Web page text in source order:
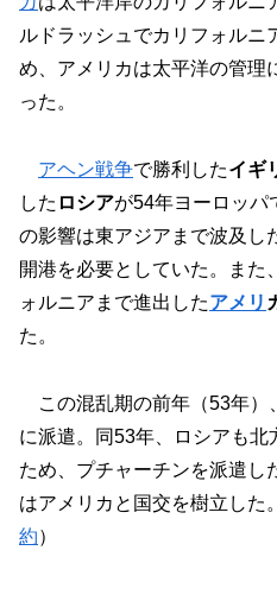
ルドラッシュでカリフォルニ
め、アメリカは太平洋の管理
った。
アヘン戦争で勝利したイギ
した ロシアが54年ヨーロッパ
の影響は東アジアまで波及し
開港を必要としていた。また
ォルニアまで進出したアメリ
た。
この混乱期の前年（53年）、
に派遣。同53年、ロシアも
ため、プチャーチンを派遣し
はアメリカと国交を樹立した
約）